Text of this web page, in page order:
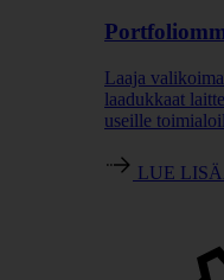
Laaja
laadukkaat
useille
LUE